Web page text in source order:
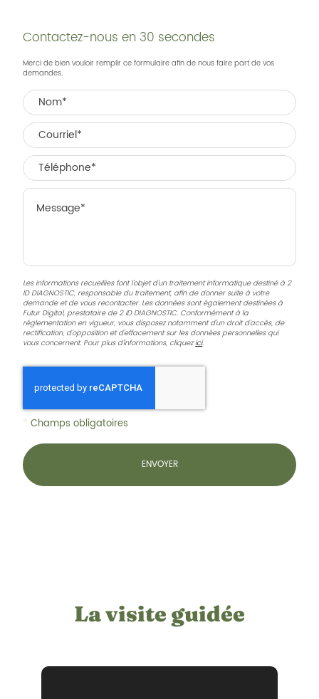
Contactez-nous en 30 secondes
Merci de bien vouloir remplir ce formulaire afin de nous faire part de vos
demandes.
Les informations recueillies font l’objet d’un traitement informatique destiné à2
ID DIAGNOSTIC, responsable du traitement, afin de donner suite à votre
demande et de vous recontacter. Les données sont également destinées à
Futur Digital, prestataire de 2 ID DIAGNOSTIC. Conformément à la
réglementation en vigueur, vous disposez notamment d'un droit d'accès, de
rectification, d'opposition et d'effacement sur les données personnelles qui
vous concernent. Pour plus d’informations, cliquezici.
*Champs obligatoires
La visite guidée